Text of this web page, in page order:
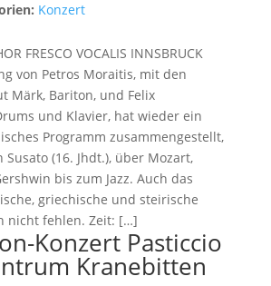
Konzert
FRESCO VOCALIS INNSBRUCK
von Petros Moraitis, mit den
Märk, Bariton, und Felix
und Klavier, hat wieder ein
Programm zusammengestellt,
Susato (16. Jhdt.), über Mozart,
bis zum Jazz. Auch das
griechische und steirische
nicht fehlen. Zeit: […]
Konzert Pasticcio
Kranebitten